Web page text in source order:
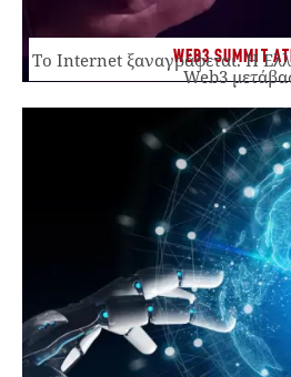
WEB3 SUMMIT
Το Internet ξαναγράφεται. Η
Web3